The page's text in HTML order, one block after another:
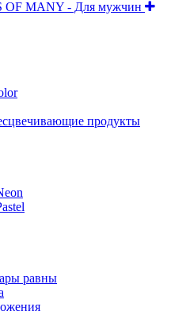
OF MANY - Для мужчин
продукты
равны